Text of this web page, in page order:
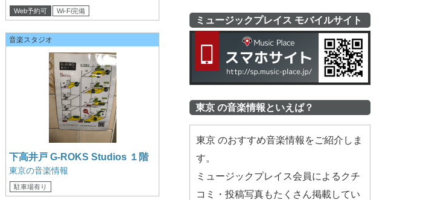
Web予約可 Wi-Fi完備
音楽スタジオ
下高井戸 G-ROKS Studios １階
東京の音楽情報
駐車場有り
ミュージックプレイス モバイルサイト
東京 の音楽情報といえば？
東京 のおすすめ音楽情報をご紹介しま
す。
ミュージックプレイス会員によるクチ
コミ・投稿写真もたくさん掲載してい